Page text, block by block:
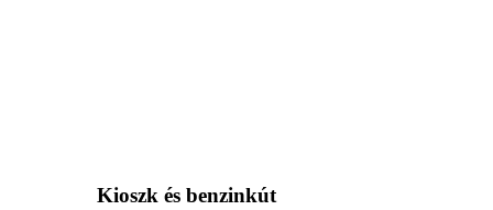
Kioszk és benzinkút